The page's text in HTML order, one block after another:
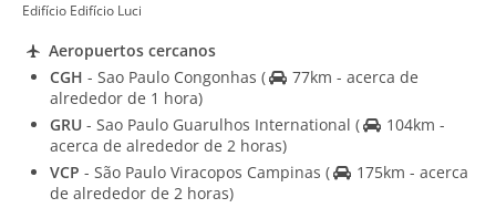
Edifício Edifício Luci
Aeropuertos cercanos
CGH - Sao Paulo Congonhas (
77km - acerca de
alrededor de 1 hora)
GRU - Sao Paulo Guarulhos International (
104km -
acerca de alrededor de 2 horas)
VCP - São Paulo Viracopos Campinas (
175km - acerca
de alrededor de 2 horas)